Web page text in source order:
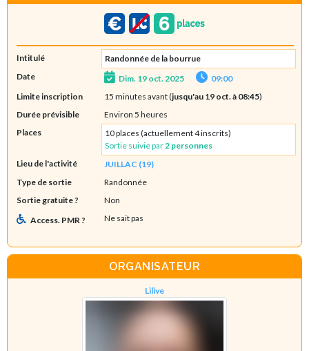
Intitulé
Randonnée de la bourrue
Date
Dim. 19 oct. 2025
09:00
Limite inscription
15 minutes avant (jusqu'au 19 oct. à 08:45)
Durée prévisible
Environ 5 heures
Places
10 places (actuellement 4 inscrits)
Sortie suivie par 2 personnes
Lieu de l'activité
JUILLAC (19)
Type de sortie
Randonnée
Sortie gratuite ?
Non
Access. PMR ?
Ne sait pas
ORGANISATEUR
Lilive